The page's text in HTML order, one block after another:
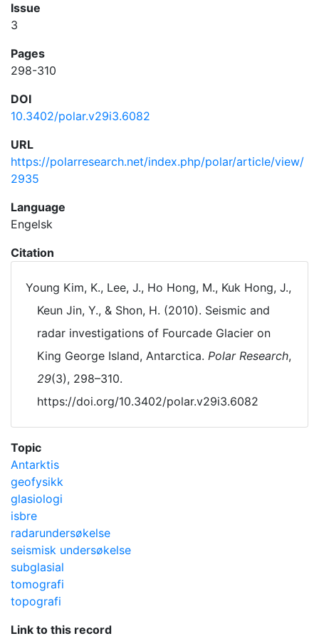
Issue
3
Pages
298-310
DOI
10.3402/polar.v29i3.6082
URL
https://polarresearch.net/index.php/polar/article/view/
2935
Language
Engelsk
Citation
Young Kim, K., Lee, J., Ho Hong, M., Kuk Hong, J.,
Keun Jin, Y., & Shon, H. (2010). Seismic and
radar investigations of Fourcade Glacier on
King George Island, Antarctica. Polar Research,
29(3), 298–310.
https://doi.org/10.3402/polar.v29i3.6082
Topic
Antarktis
geofysikk
glasiologi
isbre
radarundersøkelse
seismisk undersøkelse
subglasial
tomografi
topografi
Link to this record